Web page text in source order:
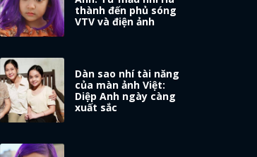
thành đến phủ sóng
VTV và điện ảnh
Dàn sao nhí tài năng
của màn ảnh Việt:
Diệp Anh ngày càng
xuất sắc